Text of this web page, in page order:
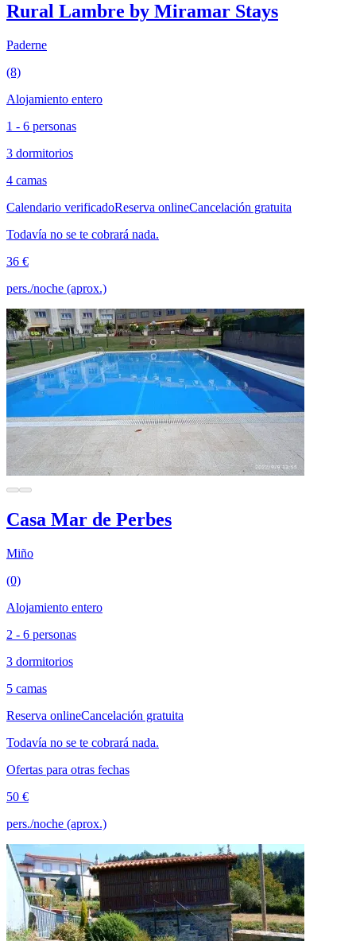
Rural Lambre by Miramar Stays
Paderne
(8)
Alojamiento entero
1 - 6 personas
3 dormitorios
4 camas
Calendario verificadoReserva onlineCancelación gratuita
Todavía no se te cobrará nada.
36 €
pers./noche (aprox.)
Casa Mar de Perbes
Miño
(0)
Alojamiento entero
2 - 6 personas
3 dormitorios
5 camas
Reserva onlineCancelación gratuita
Todavía no se te cobrará nada.
Ofertas para otras fechas
50 €
pers./noche (aprox.)